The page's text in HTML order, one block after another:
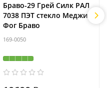
Браво-29 Грей Силк РАЛ
7038 ПЭТ стекло Меджик
Фог Браво
169-0050